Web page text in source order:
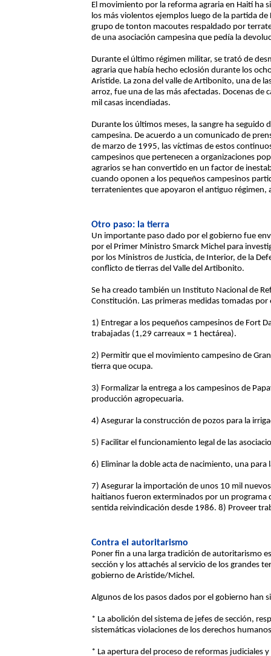
El movimiento por la reforma agraria en Haití ha
los más violentos ejemplos luego de la partida
grupo de tonton macoutes respaldado por
de una asociación campesina que pedía la
Durante el último régimen militar, se trató de
agraria que había hecho eclosión durante los
Aristide. La zona del valle de Artibonito, una de
arroz, fue una de las más afectadas. Docenas de
mil casas incendiadas.
Durante los últimos meses, la sangre ha
campesina. De acuerdo a un comunicado de
de marzo de 1995, las víctimas de estos
campesinos que pertenecen a organizaciones
agrarios se han convertido en un factor de
cuando oponen a los pequeños campesinos
terratenientes que apoyaron el antiguo
Otro paso: la tierra
Un importante paso dado por el gobierno fue
por el Primer Ministro Smarck Michel para
por los Ministros de Justicia, de Interior, de la
conflicto de tierras del Valle del Artibonito.
Se ha creado también un Instituto Nacional de
Constitución. Las primeras medidas tomadas
1) Entregar a los pequeños campesinos de Fort
trabajadas (1,29 carreaux = 1 hectárea).
2) Permitir que el movimiento campesino de
tierra que ocupa.
3) Formalizar la entrega a los campesinos de
producción agropecuaria.
4) Asegurar la construcción de pozos para la
5) Facilitar el funcionamiento legal de las
6) Eliminar la doble acta de nacimiento, una para
7) Asegurar la importación de unos 10 mil
haitianos fueron exterminados por un programa
sentida reivindicación desde 1986. 8) Proveer
Contra el autoritarismo
Poner fin a una larga tradición de autoritarismo
sección y los attachés al servicio de los grandes
gobierno de Aristide/Michel.
Algunos de los pasos dados por el gobierno han
* La abolición del sistema de jefes de sección,
sistemáticas violaciones de los derechos
* La apertura del proceso de reformas judiciales